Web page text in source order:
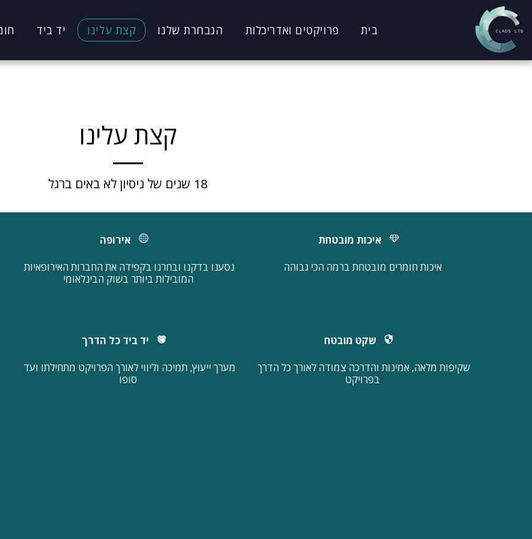
בית פרויקטים ואדריכלות הנבחרת שלנו קצת עלינו יד ביד
קצת עלינו
18 שנים של ניסיון לא באים ברגל
איכות מובטחת
איכות חומרים מובטחת ברמה הכי גבוהה
אירופה
המובילות ביותר בשוק הבינלאומי
שקט מובטח
בפרויקט
יד ביד כל הדרך
סופו